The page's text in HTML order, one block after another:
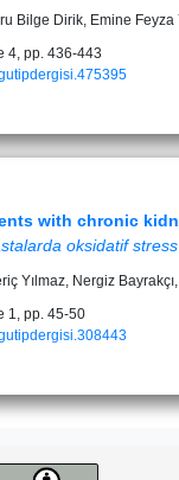
Bilge Dirik, Emine
4, pp. 436-443
with chronic
oksidatif
Yılmaz, Nergiz
1, pp. 45-50